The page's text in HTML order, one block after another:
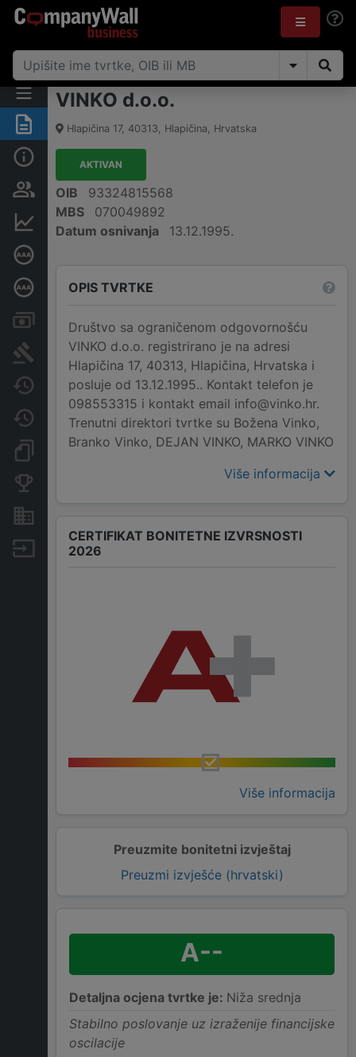
Sažetak
Osobe i vlasništvo
Dubinska bonitetna ocjena
Računi i blokade
Sudske objave
Javne nabavke
Promjene
Dokumenti i objave
Nekretnine i imovina
Izvoz
VINKO d.o.o.
Hlapičina 17, 40313, Hlapičina, Hrvatska
AKTIVAN
OIB
93324815568
MBS
070049892
Datum osnivanja
13.12.1995.
OPIS TVRTKE
Društvo sa ograničenom odgovornošću
VINKO d.o.o. registrirano je na adresi
Hlapičina 17, 40313, Hlapičina, Hrvatska i
posluje od 13.12.1995.. Kontakt telefon je
098553315 i kontakt email info@vinko.hr.
Trenutni direktori tvrtke su Božena Vinko,
Branko Vinko, DEJAN VINKO, MARKO VINKO
Više informacija
CERTIFIKAT BONITETNE IZVRSNOSTI
2026
Više informacija
Preuzmite bonitetni izvještaj
Preuzmi izvješće (hrvatski)
A--
Detaljna ocjena tvrtke je: Niža srednja
Stabilno poslovanje uz izraženije financijske
oscilacije